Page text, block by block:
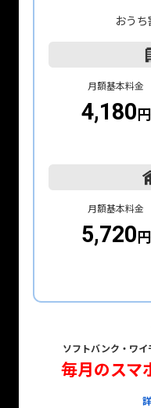
おう
月額基本料金
4,180円
月額基本料金
5,720円
ソフトバンク・ワ
毎月のスマ